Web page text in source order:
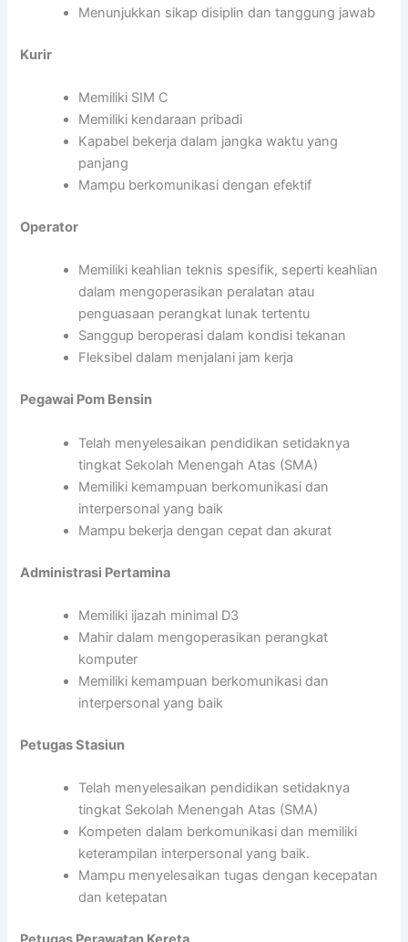
Menunjukkan sikap disiplin dan tanggung jawab
Kurir
Memiliki SIM C
Memiliki kendaraan pribadi
Kapabel bekerja dalam jangka waktu yang
panjang
Mampu berkomunikasi dengan efektif
Operator
Memiliki keahlian teknis spesifik, seperti keahlian
dalam mengoperasikan peralatan atau
penguasaan perangkat lunak tertentu
Sanggup beroperasi dalam kondisi tekanan
Fleksibel dalam menjalani jam kerja
Pegawai Pom Bensin
Telah menyelesaikan pendidikan setidaknya
tingkat Sekolah Menengah Atas (SMA)
Memiliki kemampuan berkomunikasi dan
interpersonal yang baik
Mampu bekerja dengan cepat dan akurat
Administrasi Pertamina
Memiliki ijazah minimal D3
Mahir dalam mengoperasikan perangkat
komputer
Memiliki kemampuan berkomunikasi dan
interpersonal yang baik
Petugas Stasiun
Telah menyelesaikan pendidikan setidaknya
tingkat Sekolah Menengah Atas (SMA)
Kompeten dalam berkomunikasi dan memiliki
keterampilan interpersonal yang baik.
Mampu menyelesaikan tugas dengan kecepatan
dan ketepatan